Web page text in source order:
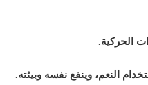
الحركية.
النعم، وينفع نفسه وبيئته.